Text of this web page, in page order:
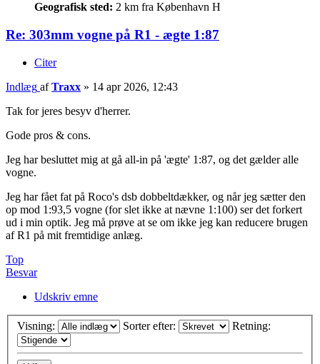
Geografisk sted: 2 km fra København H
Re: 303mm vogne på R1 - ægte 1:87
Citer
Indlæg afTraxx » 14 apr 2026, 12:43
Tak for jeres besyv d'herrer.
Gode pros & cons.
Jeg har besluttet mig at gå all-in på 'ægte' 1:87, og det gælder alle
vogne.
Jeg har fået fat på Roco's dsb dobbeltdækker, og når jeg sætter den
op mod 1:93,5 vogne (for slet ikke at nævne 1:100) ser det forkert
ud i min optik. Jeg må prøve at se om ikke jeg kan reducere brugen
af R1 på mit fremtidige anlæg.
Top
Besvar
Udskriv emne
Visning: Sorter efter: Retning: